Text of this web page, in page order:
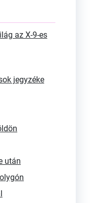
az X-9-es
jegyzéke
után